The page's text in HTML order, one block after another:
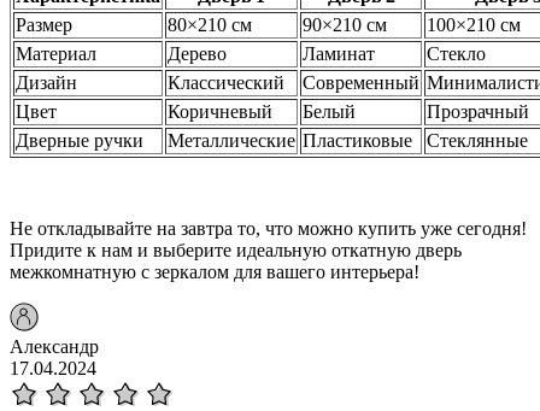
Размер
80×210 см 90×210 см
100×210 см
Материал
Дерево Ламинат
Стекло
Дизайн
Классический Современный
Цвет
Коричневый Белый
Прозрачный
Дверные ручки
Металлические Пластиковые Стеклянные
Не откладывайте на завтра то, что можно купить уже сегодня!
Придите к нам и выберите идеальную откатную дверь
межкомнатную с зеркалом для вашего интерьера!
Александр
17.04.2024